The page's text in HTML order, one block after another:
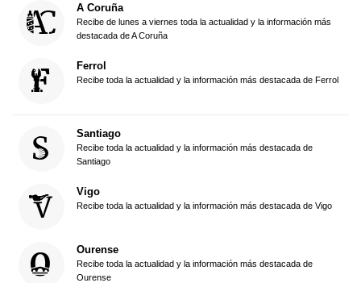
A Coruña
Recibe de lunes a viernes toda la actualidad y la información más
destacada de A Coruña
Ferrol
Recibe toda la actualidad y la información más destacada de Ferrol
Santiago
Recibe toda la actualidad y la información más destacada de
Santiago
Vigo
Recibe toda la actualidad y la información más destacada de Vigo
Ourense
Recibe toda la actualidad y la información más destacada de
Ourense